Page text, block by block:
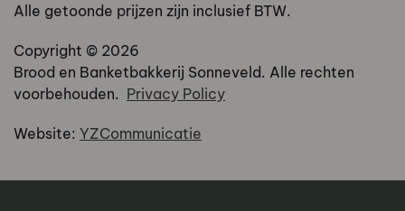
Alle getoonde prijzen zijn inclusief BTW.
Copyright © 2026
Brood en Banketbakkerij Sonneveld. Alle rechten
voorbehouden. Privacy Policy
Website: YZCommunicatie